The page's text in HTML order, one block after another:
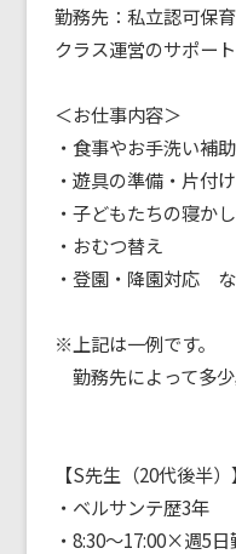
勤務先：私立認可保
クラス運営のサポー
＜お仕事内容＞
・食事やお手洗い補助
・遊具の準備・片付
・子どもたちの寝か
・おむつ替え
・登園・降園対応
※上記は一例です。
勤務先によって多少
【S先生（20代後半）】
・ベルサンテ歴3年
・8:30～17:00×週5日